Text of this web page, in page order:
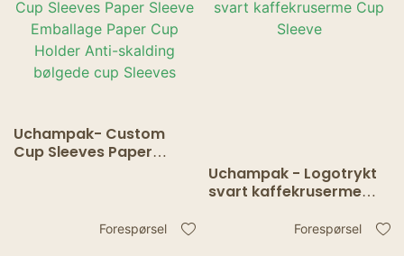
Uchampak- Custom
Cup Sleeves Paper
Forespørsel
Uchampak - Logotrykt
svart kaffekruserme
Forespørsel